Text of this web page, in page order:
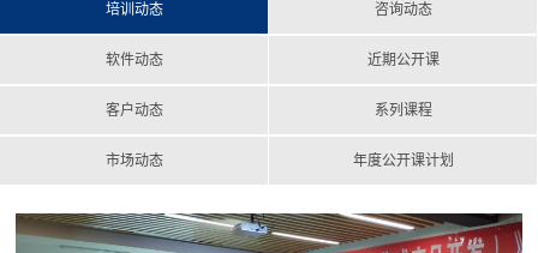
培训动态 咨询动态
软件动态 近期公开课
客户动态 系列课程
市场动态 年度公开课计划